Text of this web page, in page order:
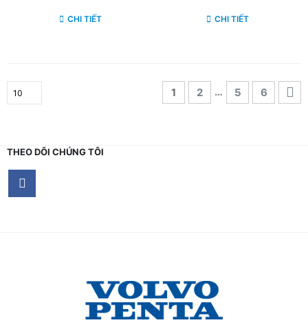
CHI TIẾT CHI TIẾT
1 2 … 5 6
THEO DÕI CHÚNG TÔI